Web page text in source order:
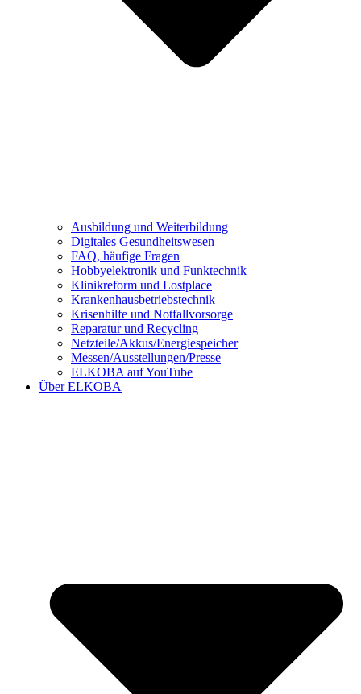
Ausbildung und Weiterbildung
Digitales Gesundheitswesen
FAQ, häufige Fragen
Hobbyelektronik und Funktechnik
Klinikreform und Lostplace
Krankenhausbetriebstechnik
Krisenhilfe und Notfallvorsorge
Reparatur und Recycling
Netzteile/Akkus/Energiespeicher
Messen/Ausstellungen/Presse
ELKOBA auf YouTube
Über ELKOBA